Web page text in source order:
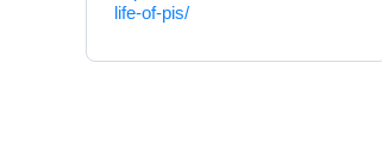
life-of-pis/